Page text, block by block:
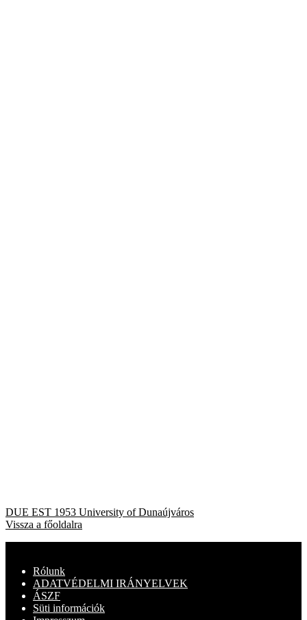
Bejegyzés
navigáció
Previous
post:
DUE EST 1953 University of Dunaújváros
Vissza a főoldalra
Rólunk
ADATVÉDELMI IRÁNYELVEK
ÁSZF
Süti információk